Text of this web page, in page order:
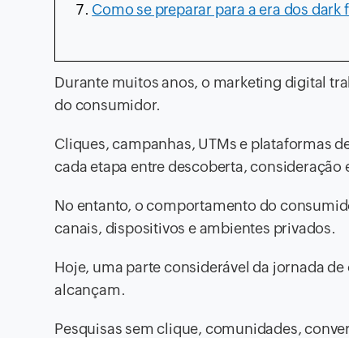
Como se preparar para a era dos dark
Durante muitos anos, o marketing digital
do consumidor.
Cliques, campanhas, UTMs e plataformas
cada etapa entre descoberta, consideração
No entanto, o comportamento do
canais, dispositivos e ambientes privados.
Hoje, uma parte considerável da jornada
alcançam.
Pesquisas sem clique, comunidades,